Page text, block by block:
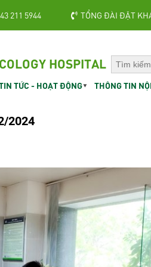
211 5944 TỔNG ĐÀI ĐẶT
HOSPITAL
TỨC - HOẠT ĐỘNG THÔNG TIN
2024